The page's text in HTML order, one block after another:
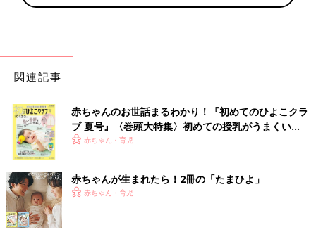
関連記事
赤ちゃんのお世話まるわかり！『初めてのひよこクラ
ブ 夏号』〈巻頭大特集〉初めての授乳がうまくい
く！ おっぱい・ミルクの基本と夏のトラブル 解決テ
赤ちゃん・育児
赤ちゃんが生まれたら！2冊の「たまひよ」
赤ちゃん・育児